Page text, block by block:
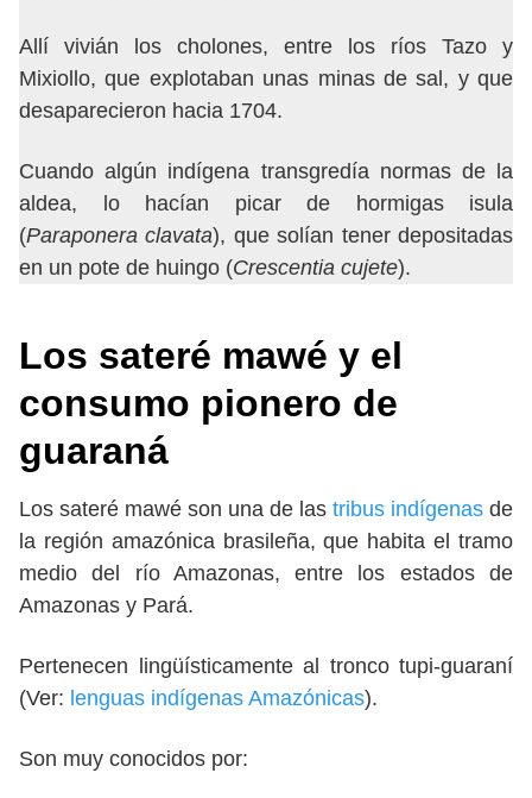
Allí vivián los cholones, entre los ríos Tazo y
Mixiollo, que explotaban unas minas de sal, y que
desaparecieron hacia 1704.
Cuando algún indígena transgredía normas de la
aldea, lo hacían picar de hormigas isula
(Paraponera clavata), que solían tener depositadas
en un pote de huingo (Crescentia cujete).
Los sateré mawé y el
consumo pionero de
guaraná
Los sateré mawé son una de las tribus indígenas de
la región amazónica brasileña, que habita el tramo
medio del río Amazonas, entre los estados de
Amazonas y Pará.
Pertenecen lingüísticamente al tronco tupi-guaraní
(Ver: lenguas indígenas Amazónicas).
Son muy conocidos por: